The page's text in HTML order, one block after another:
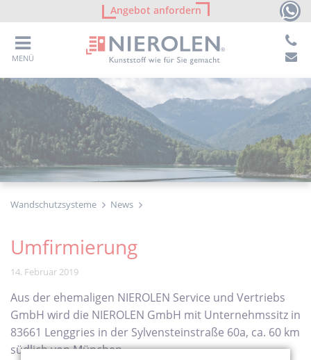
Angebot anfordern
MENÜ
Wandschutzsysteme News
Umfirmierung
14. Februar 2019
Aus der ehemaligen NIEROLEN Service und Vertriebs
GmbH wird die NIEROLEN GmbH mit Unternehmssitz in
83661 Lenggries in der Sylvensteinstraße 60a, ca. 60 km
südlich von München.